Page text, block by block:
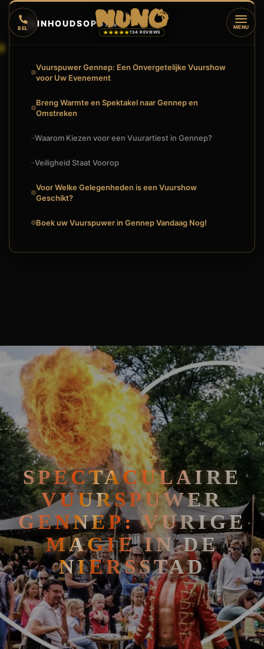
BEL
★★★★★134 REVIEWS
MENU
🔥VUURSHOW
🔥INHOUDSOPGAVE ▼
Vuurspuwer Gennep: Een Onvergetelijke Vuurshow
voor Uw Evenement
Breng Warmte en Spektakel naar Gennep en
Omstreken
Waarom Kiezen voor een Vuurartiest in Gennep?
Veiligheid Staat Voorop
Voor Welke Gelegenheden is een Vuurshow
Geschikt?
Boek uw Vuurspuwer in Gennep Vandaag Nog!
SPECTACULAIRE
VUURSPUWER
GENNEP: VURIGE
MAGIE IN DE
NIERSSTAD